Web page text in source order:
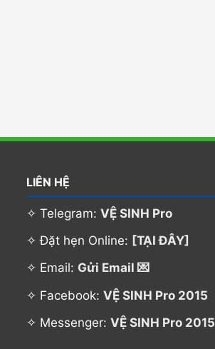
LIÊN HỆ
✧ Telegram:VỆ SINH Pro
✧ Đặt hẹn Online: [TẠI ĐÂY]
✧ Email: Gửi Email 💌
✧ Facebook:VỆ SINH Pro 2015
✧ Messenger:VỆ SINH Pro 2015